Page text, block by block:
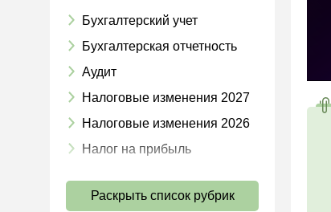
Бухгалтерский учет
Бухгалтерская отчетность
Аудит
Налоговые изменения 2027
Налоговые изменения 2026
Налог на прибыль
Страховые взносы 2026
Раскрыть список рубрик